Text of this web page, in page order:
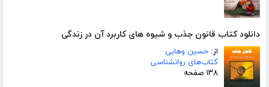
دانلود کتاب قانون جذب و شیوه های کاربرد آن در زندگی
از: حسین وهابی
کتاب‌های روانشناسی
۱۳۸ صفحه